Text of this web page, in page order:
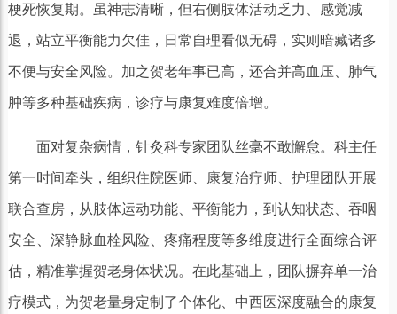
梗死恢复期。虽神志清晰，但右侧肢体活动乏力、感觉减
退，站立平衡能力欠佳，日常自理看似无碍，实则暗藏诸多
不便与安全风险。加之贺老年事已高，还合并高血压、肺气
肿等多种基础疾病，诊疗与康复难度倍增。
面对复杂病情，针灸科专家团队丝毫不敢懈怠。科主任
第一时间牵头，组织住院医师、康复治疗师、护理团队开展
联合查房，从肢体运动功能、平衡能力，到认知状态、吞咽
安全、深静脉血栓风险、疼痛程度等多维度进行全面综合评
估，精准掌握贺老身体状况。在此基础上，团队摒弃单一治
疗模式，为贺老量身定制了个体化、中西医深度融合的康复